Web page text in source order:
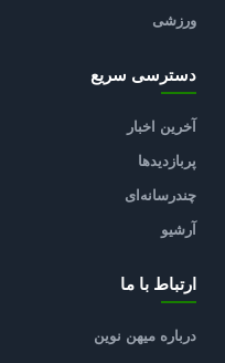
ورزشی
دسترسی سریع
آخرین اخبار
پربازدیدها
چندرسانه‌ای
آرشیو
ارتباط با ما
درباره میهن نوین